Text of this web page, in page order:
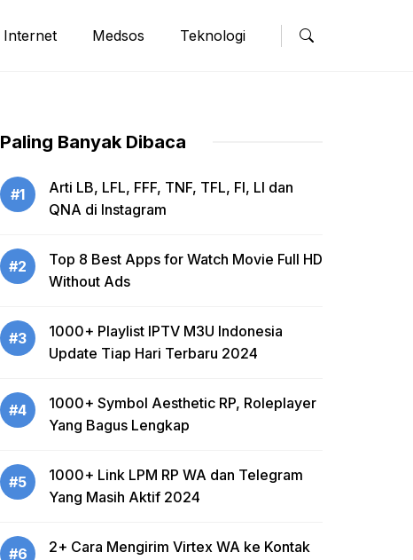
Internet Medsos Teknologi
Paling Banyak Dibaca
#1
Arti LB, LFL, FFF, TNF, TFL, FI, LI dan
QNA di Instagram
#2
Top 8 Best Apps for Watch Movie Full HD
Without Ads
#3
1000+ Playlist IPTV M3U Indonesia
Update Tiap Hari Terbaru 2024
#4
1000+ Symbol Aesthetic RP, Roleplayer
Yang Bagus Lengkap
#5
1000+ Link LPM RP WA dan Telegram
Yang Masih Aktif 2024
#6
2+ Cara Mengirim Virtex WA ke Kontak